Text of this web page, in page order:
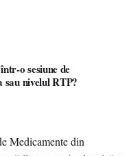
o sesiune de
nivelul RTP?